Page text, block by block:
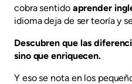
cobra sentido aprender
idioma deja de ser teoría y
Descubren que las
sino que enriquecen.
Y eso se nota en los